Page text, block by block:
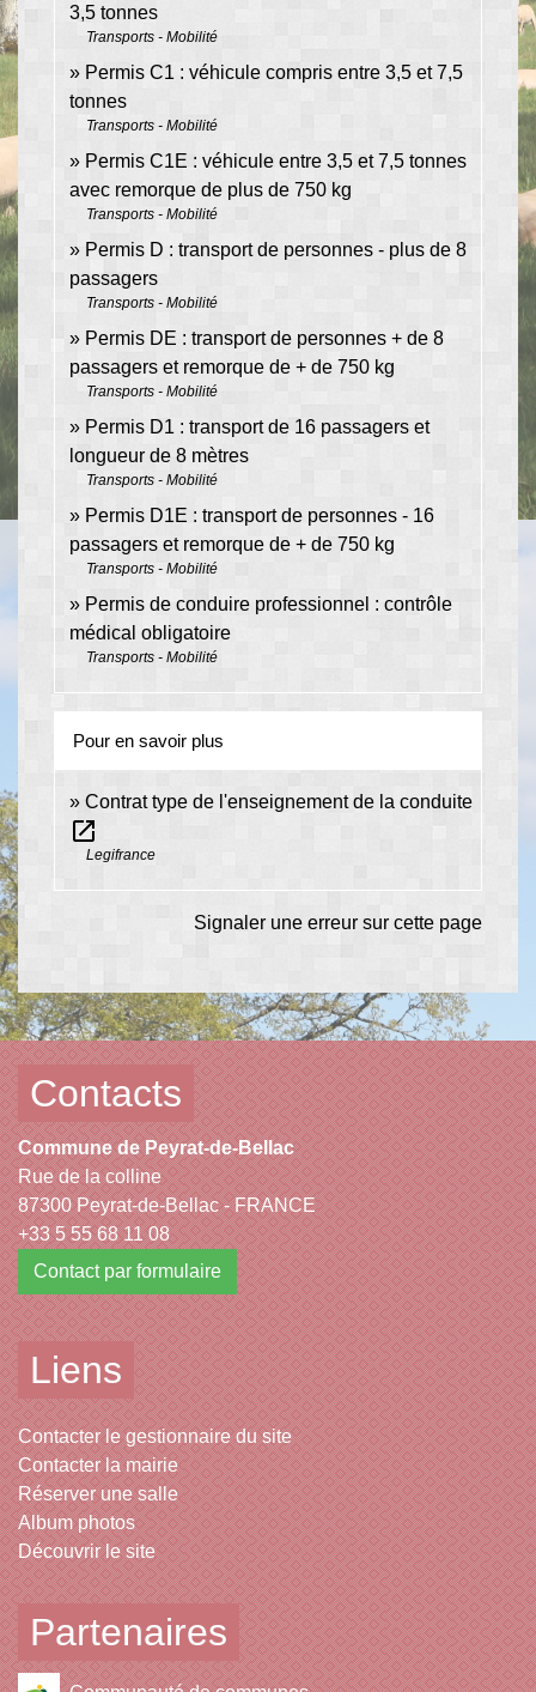
3,5 tonnes
Transports - Mobilité
Permis C1 : véhicule compris entre 3,5 et 7,5
tonnes
Transports - Mobilité
Permis C1E : véhicule entre 3,5 et 7,5 tonnes
avec remorque de plus de 750 kg
Transports - Mobilité
Permis D : transport de personnes - plus de 8
passagers
Transports - Mobilité
Permis DE : transport de personnes + de 8
passagers et remorque de + de 750 kg
Transports - Mobilité
Permis D1 : transport de 16 passagers et
longueur de 8 mètres
Transports - Mobilité
Permis D1E : transport de personnes - 16
passagers et remorque de + de 750 kg
Transports - Mobilité
Permis de conduire professionnel : contrôle
médical obligatoire
Transports - Mobilité
Pour en savoir plus
Contrat type de l'enseignement de la conduite
open_in_new
Legifrance
Signaler une erreur sur cette page
Contacts
Commune de Peyrat-de-Bellac
Rue de la colline
87300 Peyrat-de-Bellac - FRANCE
+33 5 55 68 11 08
Contact par formulaire
Liens
Contacter le gestionnaire du site
Contacter la mairie
Réserver une salle
Album photos
Découvrir le site
Partenaires